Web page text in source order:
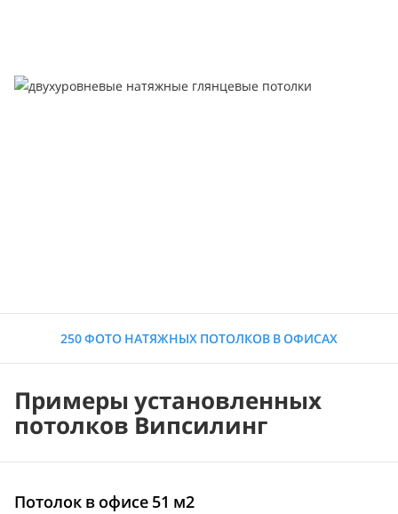
250 ФОТО НАТЯЖНЫХ ПОТОЛКОВ В ОФИСАХ
Примеры установленных
потолков Випсилинг
Потолок в офисе 51 м2